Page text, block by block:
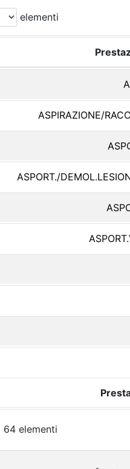
elementi
ASPIRAZIONE/
ASPORT./
64 elementi